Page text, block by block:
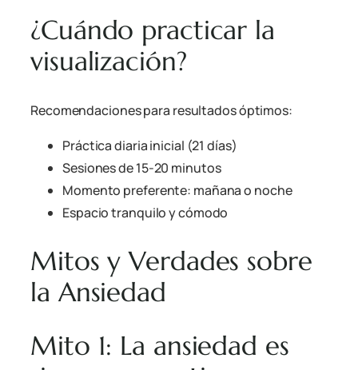
¿Cuándo practicar la
visualización?
Recomendaciones para resultados óptimos:
Práctica diaria inicial (21 días)
Sesiones de 15-20 minutos
Momento preferente: mañana o noche
Espacio tranquilo y cómodo
Mitos y Verdades sobre
la Ansiedad
Mito 1: La ansiedad es